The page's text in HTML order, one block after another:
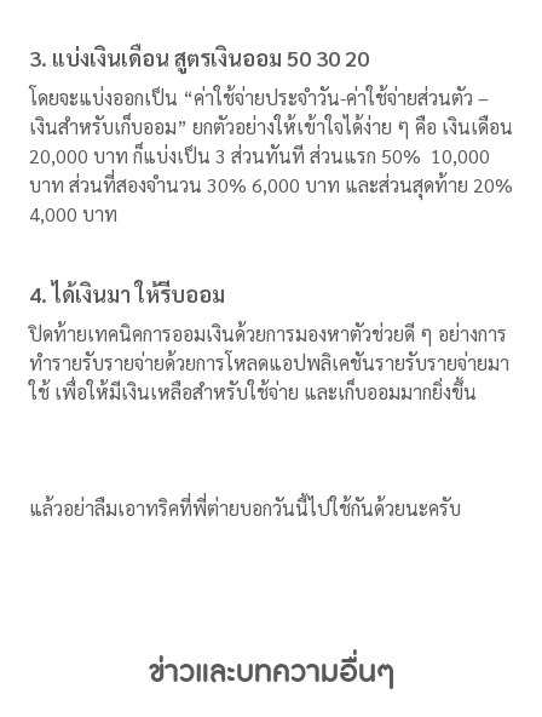
3. แบ่งเงินเดือน สูตรเงินออม 50 30 20
โดยจะแบ่งออกเป็น “ค่าใช้จ่ายประจำวัน-ค่าใช้จ่ายส่วนตัว –
เงินสำหรับเก็บออม” ยกตัวอย่างให้เข้าใจได้ง่าย ๆ คือ เงินเดือน
20,000 บาท ก็แบ่งเป็น 3 ส่วนทันที ส่วนแรก 50% 10,000
บาท ส่วนที่สองจำนวน 30% 6,000 บาท และส่วนสุดท้าย 20%
4,000 บาท
4. ได้เงินมา ให้รีบออม
ปิดท้ายเทคนิคการออมเงินด้วยการมองหาตัวช่วยดี ๆ อย่างการ
ทำรายรับรายจ่ายด้วยการโหลดแอปพลิเคชันรายรับรายจ่ายมา
ใช้ เพื่อให้มีเงินเหลือสำหรับใช้จ่าย และเก็บออมมากยิ่งขึ้น
แล้วอย่าลืมเอาทริคที่พี่ต่ายบอกวันนี้ไปใช้กันด้วยนะครับ
ข่าวและบทความอื่นๆ